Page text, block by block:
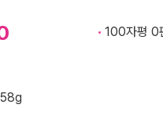
100자평 0